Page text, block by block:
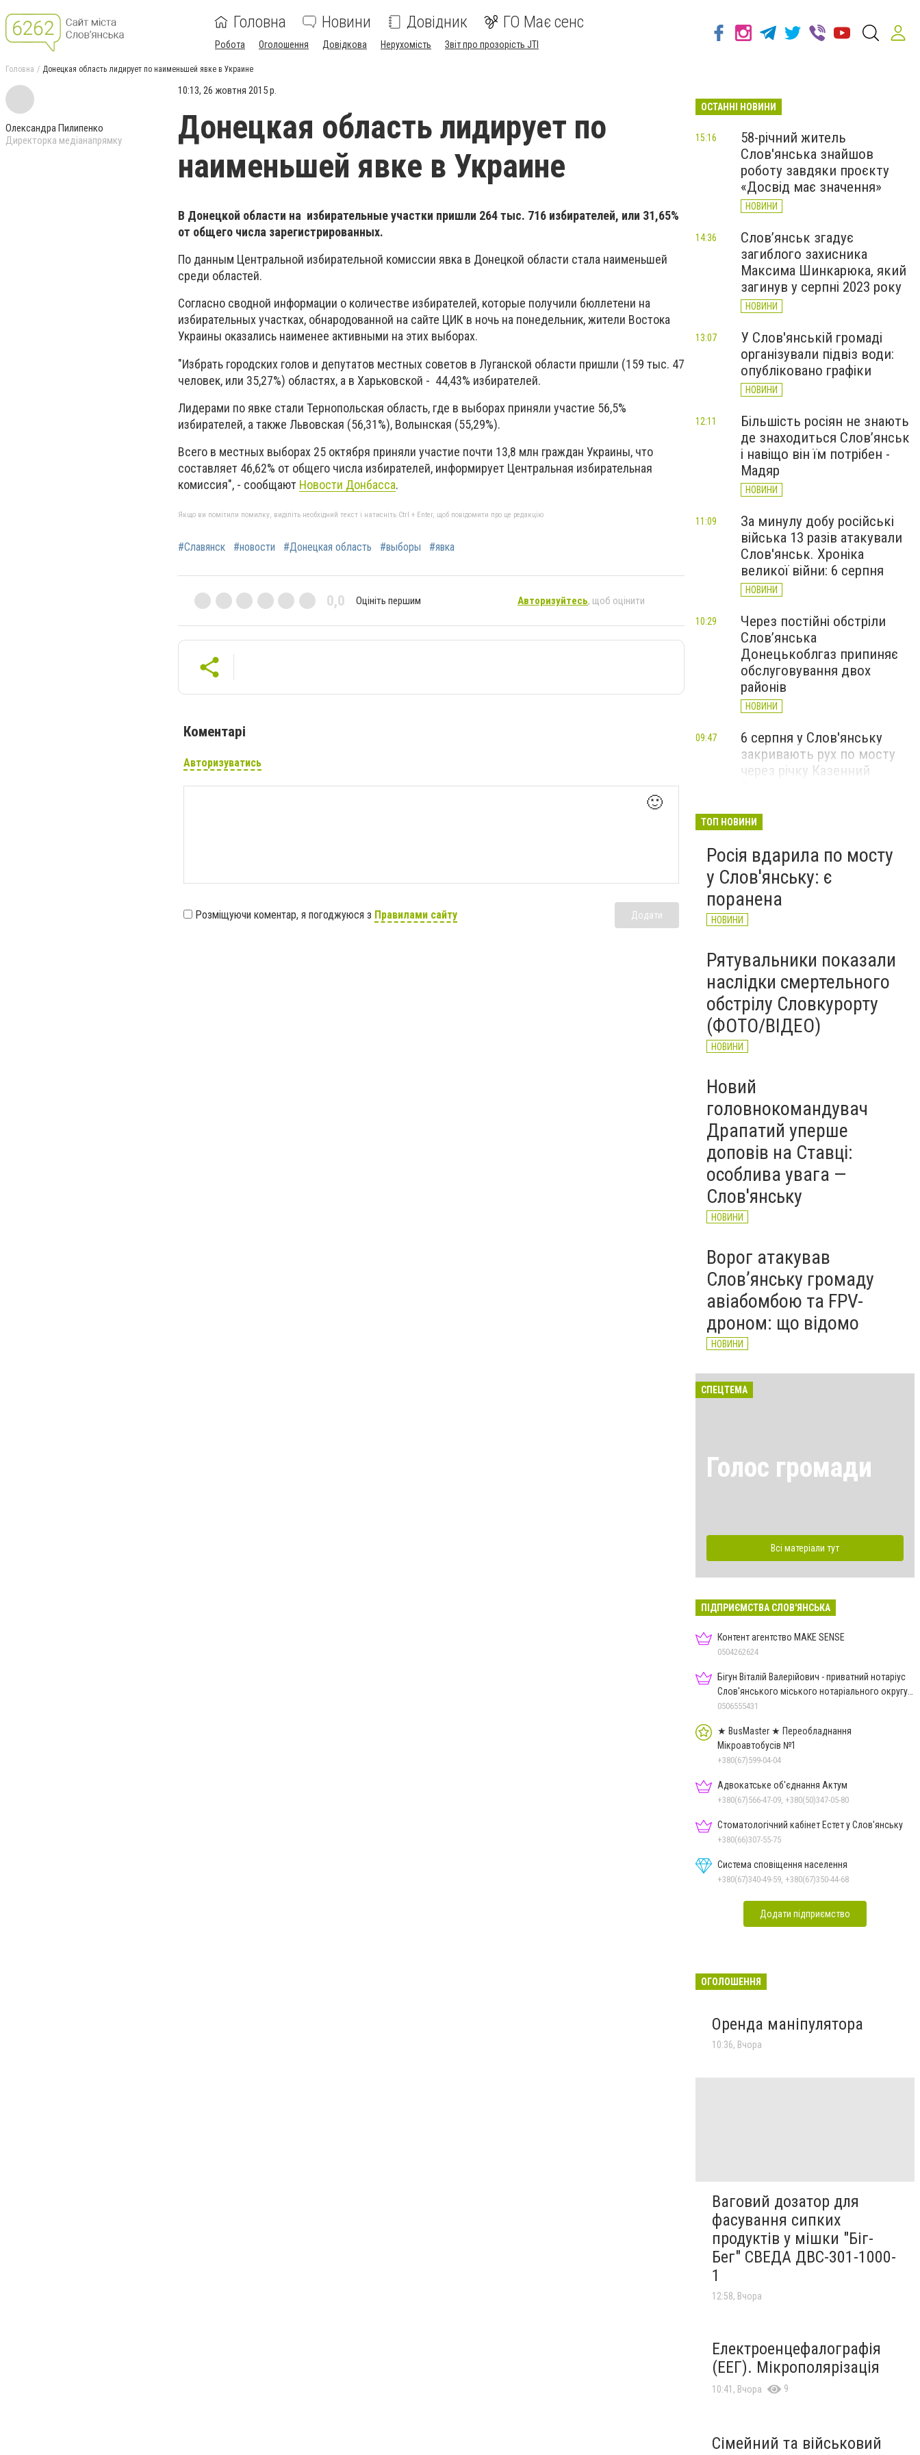
Головна Новини Довідник ГО Має сенс
Робота Оголошення Довідкова Нерухомість Звіт про прозорість JTI
Головна Донецкая область лидирует по наименьшей явке в Украине
Олександра Пилипенко
Директорка медіанапрямку
10:13, 26 жовтня 2015 р.
Донецкая область лидирует по
наименьшей явке в Украине
В Донецкой области на избирательные участки пришли 264 тыс. 716 избирателей, или 31,65%
от общего числа зарегистрированных.
По данным Центральной избирательной комиссии явка в Донецкой области стала наименьшей
среди областей.
Согласно сводной информации о количестве избирателей, которые получили бюллетени на
избирательных участках, обнародованной на сайте ЦИК в ночь на понедельник, жители Востока
Украины оказались наименее активными на этих выборах.
"Избрать городских голов и депутатов местных советов в Луганской области пришли (159 тыс. 47
человек, или 35,27%) областях, а в Харьковской - 44,43% избирателей.
Лидерами по явке стали Тернопольская область, где в выборах приняли участие 56,5%
избирателей, а также Львовская (56,31%), Волынская (55,29%).
Всего в местных выборах 25 октября приняли участие почти 13,8 млн граждан Украины, что
составляет 46,62% от общего числа избирателей, информирует Центральная избирательная
комиссия", - сообщают Новости Донбасса.
Якщо ви помітили помилку, виділіть необхідний текст і натисніть Ctrl + Enter, щоб повідомити про це редакцію
#Славянск #новости #Донецкая область #выборы #явка
0,0 Оцініть першим Авторизуйтесь, щоб оцінити
Коментарі
Авторизуватись
🙂
Розміщуючи коментар, я погоджуюся з Правилами сайту Додати
ОСТАННІ НОВИНИ
58-річний житель
Слов'янська знайшов
роботу завдяки проєкту
«Досвід має значення»
НОВИНИ
15:16
Слов’янськ згадує
загиблого захисника
Максима Шинкарюка, який
загинув у серпні 2023 року
НОВИНИ
14:36
У Слов'янській громаді
організували підвіз води:
опубліковано графіки
НОВИНИ
13:07
Більшість росіян не знають
де знаходиться Слов’янськ
і навіщо він їм потрібен -
Мадяр
НОВИНИ
12:11
За минулу добу російські
війська 13 разів атакували
Слов'янськ. Хроніка
великої війни: 6 серпня
НОВИНИ
11:09
Через постійні обстріли
Слов’янська
Донецькоблгаз припиняє
обслуговування двох
районів
НОВИНИ
10:29
6 серпня у Слов'янську
закривають рух по мосту
через річку Казенний
09:47
чотири рази атакували FPV-
дрони
ТОП НОВИНИ
Росія вдарила по мосту
у Слов'янську: є
поранена
НОВИНИ
Рятувальники показали
наслідки смертельного
обстрілу Словкурорту
(ФОТО/ВІДЕО)
НОВИНИ
Новий
головнокомандувач
Драпатий уперше
доповів на Ставці:
особлива увага —
Слов'янську
НОВИНИ
Ворог атакував
Слов’янську громаду
авіабомбою та FPV-
дроном: що відомо
НОВИНИ
СПЕЦТЕМА
Голос громади
Всі матеріали тут
ПІДПРИЄМСТВА СЛОВ'ЯНСЬКА
Контент агентство MAKE SENSE
0504262624
Бігун Віталій Валерійович - приватний нотаріус
Слов'янського міського нотаріального округу
Дон.обл.
0506555431
★ BusMaster ★ Переобладнання
Мікроавтобусів №1
+380(67)599-04-04
Адвокатське об'єднання Актум
+380(67)566-47-09, +380(50)347-05-80
Стоматологічний кабінет Естет у Слов'янську
+380(66)307-55-75
Система сповіщення населення
+380(67)340-49-59, +380(67)350-44-68
Додати підприємство
ОГОЛОШЕННЯ
Оренда маніпулятора
10:36, Вчора
Ваговий дозатор для
фасування сипких
продуктів у мішки "Біг-
Бег" СВЕДА ДВС-301-1000-
1
12:58, Вчора
Електроенцефалографія
(ЕЕГ). Мікрополярізація
10:41, Вчора 9
Сімейний та військовий